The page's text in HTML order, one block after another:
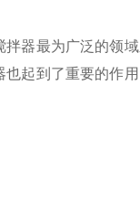
器最为广泛的领域
起到了重要的作